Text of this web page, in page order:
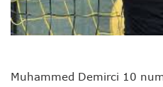
Muhammed Demirci 10